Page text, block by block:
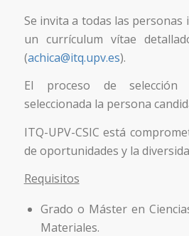
Se invita a todas las personas
un currículum vítae
(achica@itq.upv.es).
El proceso de
seleccionada la persona
ITQ-UPV-CSIC está
de oportunidades y la
Requisitos
Grado o Máster en
Materiales.